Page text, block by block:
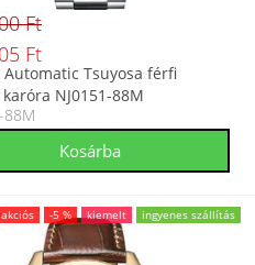
Ft
Ft
Automatic Tsuyosa férfi
NJ0151-88M
88M
akciós -5 % kiemelt ingyenes szállítás